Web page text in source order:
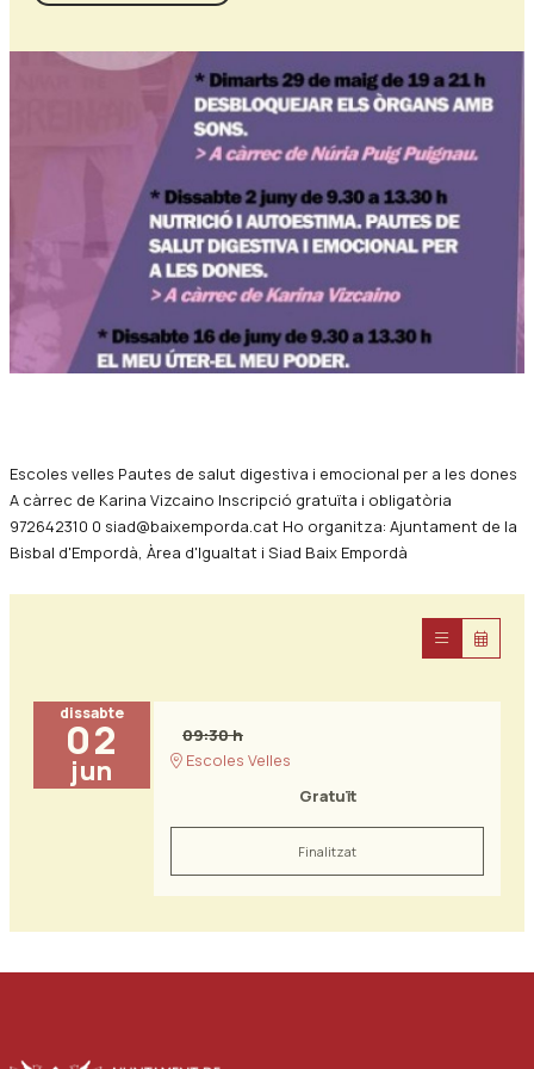
Escoles velles Pautes de salut digestiva i emocional per a les dones
A càrrec de Karina Vizcaino Inscripció gratuïta i obligatòria
972642310 0 siad@baixemporda.cat Ho organitza: Ajuntament de la
Bisbal d'Empordà, Àrea d'Igualtat i Siad Baix Empordà
dissabte
02
jun
09:30 h
Escoles Velles
Gratuït
Finalitzat